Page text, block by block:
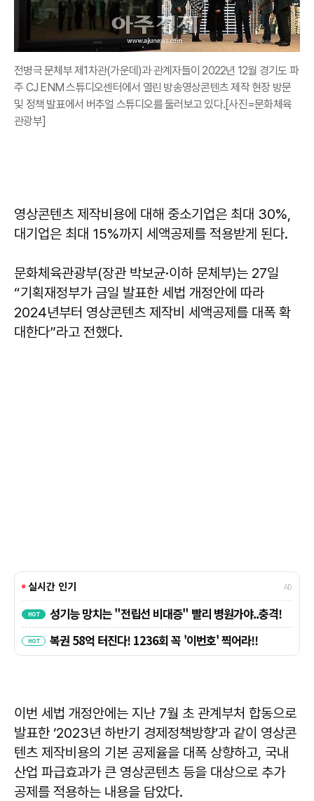
전병극 문체부 제1차관(가운데)과 관계자들이 2022년 12월 경기도 파
주 CJ ENM 스튜디오센터에서 열린 방송영상콘텐츠 제작 현장 방문
및 정책 발표에서 버추얼 스튜디오를 둘러보고 있다.[사진=문화체육
관광부]
영상콘텐츠 제작비용에 대해 중소기업은 최대 30%,
대기업은 최대 15%까지 세액공제를 적용받게 된다.
문화체육관광부(장관 박보균·이하 문체부)는 27일
“기획재정부가 금일 발표한 세법 개정안에 따라
2024년부터 영상콘텐츠 제작비 세액공제를 대폭 확
대한다”라고 전했다.
이번 세법 개정안에는 지난 7월 초 관계부처 합동으로
발표한 ‘2023년 하반기 경제정책방향’과 같이 영상콘
텐츠 제작비용의 기본 공제율을 대폭 상향하고, 국내
산업 파급효과가 큰 영상콘텐츠 등을 대상으로 추가
공제를 적용하는 내용을 담았다.